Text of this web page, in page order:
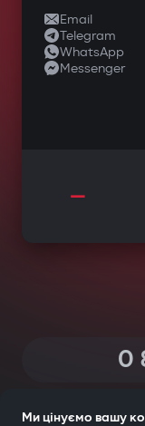
Email
Telegram
WhatsApp
Messenger
—
0
Ми цінуємо вашу